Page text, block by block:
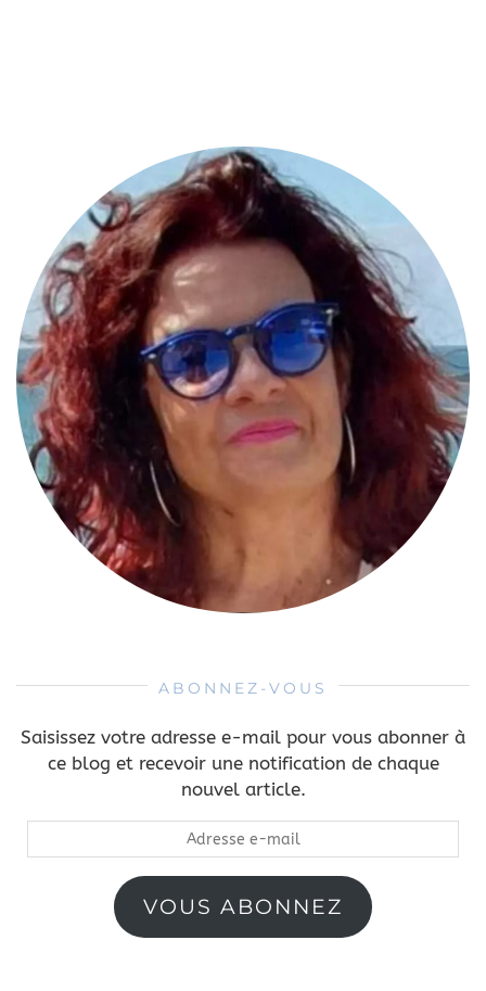
ABONNEZ-VOUS
Saisissez votre adresse e-mail pour vous abonner à
ce blog et recevoir une notification de chaque
nouvel article.
e-
VOUS ABONNEZ